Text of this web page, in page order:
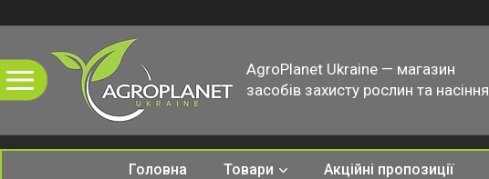
AgroPlanet Ukraine — магазин
засобів захисту рослин та насіння
Головна Товари Акційні пропозиції